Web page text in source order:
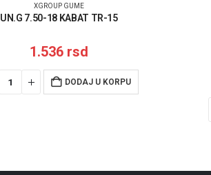
XGROUP GUME
UN.G 7.50-18 KABAT TR-15
1.536 rsd
DODAJ U KORPU